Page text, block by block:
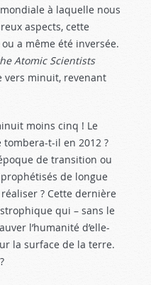
à laquelle nous
aspects, cette
a même été inversée.
Atomic Scientists
vers minuit, revenant
moins cinq ! Le
t-il en 2012 ?
de transition ou
de longue
? Cette dernière
qui – sans le
l’humanité d’elle-
la surface de la terre.